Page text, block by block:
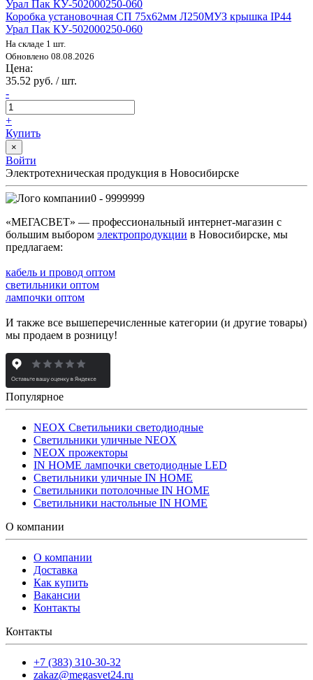
Коробка установочная СП 75х62мм Л250МУЗ крышка IP44
Урал Пак КУ-502000250-060
На складе 1 шт.
Обновлено 08.08.2026
Цена:
35.52 руб. / шт.
-
+
Купить
×
Войти
Электротехническая продукция в Новосибирске
0 - 9999999
«МЕГАСВЕТ» — профессиональный интернет-магазин с
большим выбором электропродукции в Новосибирске, мы
предлагаем:
кабель и провод оптом
светильники оптом
лампочки оптом
И также все вышеперечисленные категории (и другие товары)
мы продаем в розницу!
Популярное
NEOX Светильники светодиодные
Светильники уличные NEOX
NEOX прожекторы
IN HOME лампочки светодиодные LED
Светильники уличные IN HOME
Светильники потолочные IN HOME
Светильники настольные IN HOME
О компании
О компании
Доставка
Как купить
Вакансии
Контакты
Контакты
+7 (383) 310-30-32
zakaz@megasvet24.ru